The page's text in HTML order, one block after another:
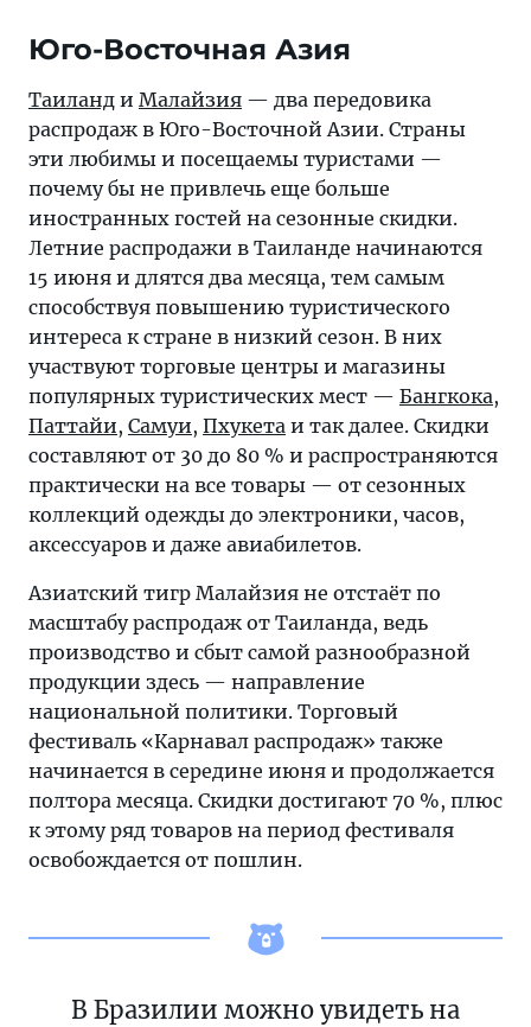
Юго-Восточная Азия
Таиланд и Малайзия — два передовика
распродаж в Юго-Восточной Азии. Страны
эти любимы и посещаемы туристами —
почему бы не привлечь еще больше
иностранных гостей на сезонные скидки.
Летние распродажи в Таиланде начинаются
15 июня и длятся два месяца, тем самым
способствуя повышению туристического
интереса к стране в низкий сезон. В них
участвуют торговые центры и магазины
популярных туристических мест — Бангкока,
Паттайи, Самуи, Пхукета и так далее. Скидки
составляют от 30 до 80 % и распространяются
практически на все товары — от сезонных
коллекций одежды до электроники, часов,
аксессуаров и даже авиабилетов.
Азиатский тигр Малайзия не отстаёт по
масштабу распродаж от Таиланда, ведь
производство и сбыт самой разнообразной
продукции здесь — направление
национальной политики. Торговый
фестиваль «Карнавал распродаж» также
начинается в середине июня и продолжается
полтора месяца. Скидки достигают 70 %, плюс
к этому ряд товаров на период фестиваля
освобождается от пошлин.
В Бразилии можно увидеть на